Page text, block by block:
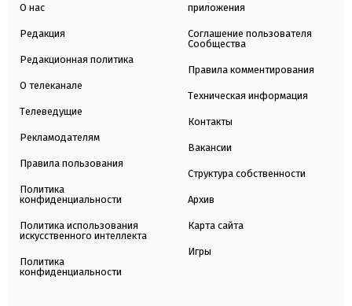
О нас
Редакция
Редакционная политика
О телеканале
Телеведущие
Рекламодателям
Правила пользования
Политика
конфиденциальности
Политика использования
искусственного интеллекта
Политика
конфиденциальности
приложения
Соглашение пользователя
Сообщества
Правила комментирования
Техническая информация
Контакты
Вакансии
Структура собственности
Архив
Карта сайта
Игры